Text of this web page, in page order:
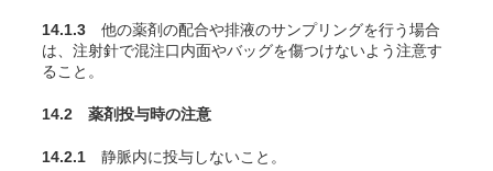
14.1.3 他の薬剤の配合や排液のサンプリングを行う場合
は、注射針で混注口内面やバッグを傷つけないよう注意す
ること。
14.2 薬剤投与時の注意
14.2.1 静脈内に投与しないこと。